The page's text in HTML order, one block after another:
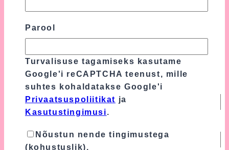
Nimi *
Parool
Turvalisuse tagamiseks kasutame
Google'i reCAPTCHA teenust, mille
suhtes kohaldatakse Google'i
Privaatsuspoliitikat ja
Kasutustingimusi.
Nõustun nende tingimustega
(kohustuslik).